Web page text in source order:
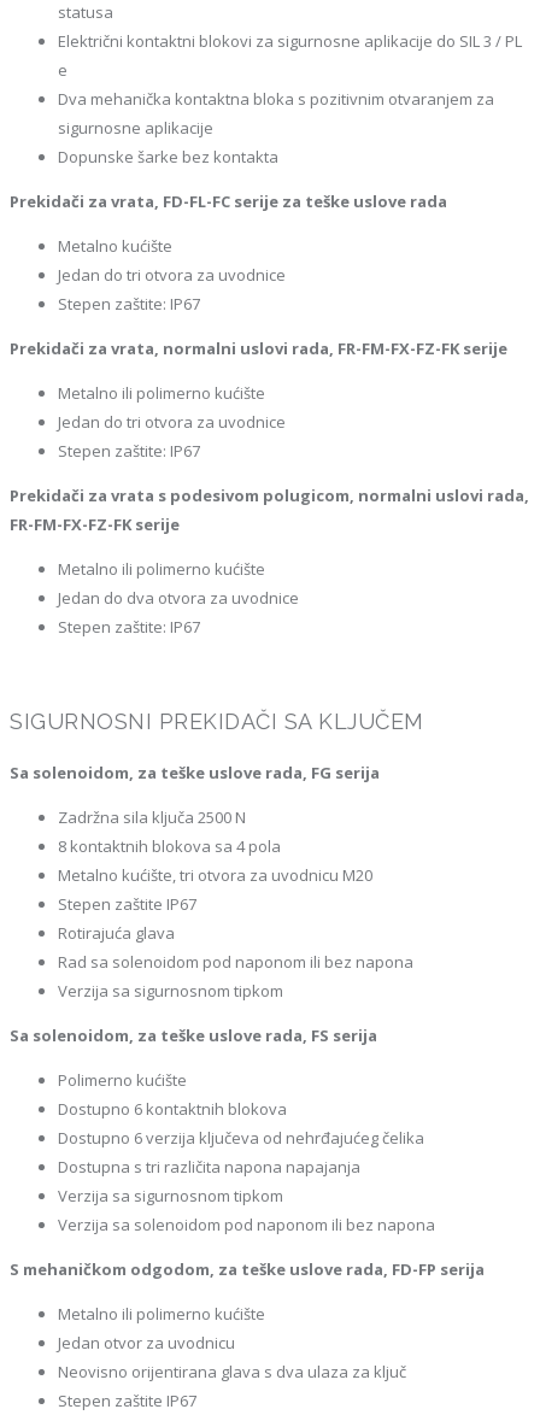
statusa
Električni kontaktni blokovi za sigurnosne aplikacije do SIL 3 / PL
e
Dva mehanička kontaktna bloka s pozitivnim otvaranjem za
sigurnosne aplikacije
Dopunske šarke bez kontakta
Prekidači za vrata, FD-FL-FC serije za teške uslove rada
Metalno kućište
Jedan do tri otvora za uvodnice
Stepen zaštite: IP67
Prekidači za vrata, normalni uslovi rada, FR-FM-FX-FZ-FK serije
Metalno ili polimerno kućište
Jedan do tri otvora za uvodnice
Stepen zaštite: IP67
Prekidači za vrata s podesivom polugicom, normalni uslovi rada,
FR-FM-FX-FZ-FK serije
Metalno ili polimerno kućište
Jedan do dva otvora za uvodnice
Stepen zaštite: IP67
SIGURNOSNI PREKIDAČI SA KLJUČEM
Sa solenoidom, za teške uslove rada, FG serija
Zadržna sila ključa 2500 N
8 kontaktnih blokova sa 4 pola
Metalno kućište, tri otvora za uvodnicu M20
Stepen zaštite IP67
Rotirajuća glava
Rad sa solenoidom pod naponom ili bez napona
Verzija sa sigurnosnom tipkom
Sa solenoidom, za teške uslove rada, FS serija
Polimerno kućište
Dostupno 6 kontaktnih blokova
Dostupno 6 verzija ključeva od nehrđajućeg čelika
Dostupna s tri različita napona napajanja
Verzija sa sigurnosnom tipkom
Verzija sa solenoidom pod naponom ili bez napona
S mehaničkom odgodom, za teške uslove rada, FD-FP serija
Metalno ili polimerno kućište
Jedan otvor za uvodnicu
Neovisno orijentirana glava s dva ulaza za ključ
Stepen zaštite IP67